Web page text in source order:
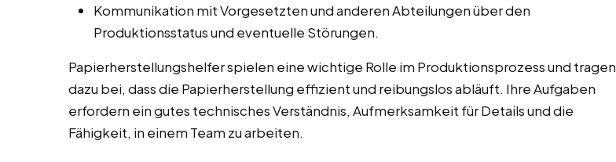
Kommunikation mit Vorgesetzten und anderen Abteilungen über den
Produktionsstatus und eventuelle Störungen.
Papierherstellungshelfer spielen eine wichtige Rolle im Produktionsprozess und tragen
dazu bei, dass die Papierherstellung effizient und reibungslos abläuft. Ihre Aufgaben
erfordern ein gutes technisches Verständnis, Aufmerksamkeit für Details und die
Fähigkeit, in einem Team zu arbeiten.